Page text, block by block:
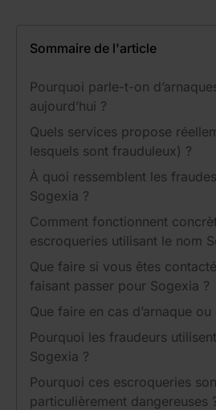
Sommaire de l'article
Pourquoi parle-t-on
aujourd’hui ?
Quels services propose
lesquels sont frauduleux) ?
À quoi ressemblent les
Sogexia ?
Comment fonctionnent
escroqueries utilisant le nom
Que faire si vous êtes
faisant passer pour Sogexia ?
Que faire en cas d’arnaque
Pourquoi les fraudeurs
Sogexia ?
Pourquoi ces escroqueries
particulièrement dangereuses